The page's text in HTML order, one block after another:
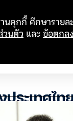
ประเทศไท
นคุกกี้ ศึกษารายล
วนตัว และข้อตกล